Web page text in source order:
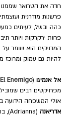
חדה את הטרואר
פרשנות מודרנית
כהה ובשל, לעיתים
פחות ירקרקות ויותר
המדויקים הוא שומר על
להיות גם עמוק ומרוכז
אל אנמיגו (
El Enemigo
מפרויקטים רבים
אולי המשפחה הידועה
אדריאנה (Adrianna), בתו הרביעית של